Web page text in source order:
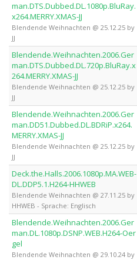
man.DTS.Dubbed.DL.1080p.BluRay.
x264.MERRY.XMAS-JJ
Blendende Weihnachten @ 25.12.25 by
JJ
Blendende.Weihnachten.2006.Ger
man.DTS.Dubbed.DL.720p.BluRay.x
264.MERRY.XMAS-JJ
Blendende Weihnachten @ 25.12.25 by
JJ
Blendende.Weihnachten.2006.Ger
man.DD51.Dubbed.DL.BDRiP.x264.
MERRY.XMAS-JJ
Blendende Weihnachten @ 25.12.25 by
JJ
Deck.the.Halls.2006.1080p.MA.WEB-
DL.DDP5.1.H264-HHWEB
Blendende Weihnachten @ 27.11.25 by
HHWEB - Sprache: Englisch
Blendende.Weihnachten.2006.Ger
man.DL.1080p.DSNP.WEB.H264-Oer
gel
Blendende Weihnachten @ 29.10.24 by